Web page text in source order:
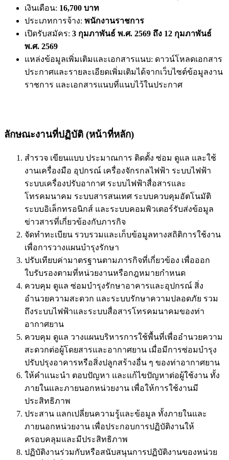
เงินเดือน: 16,700 บาท
ประเภทการจ้าง: พนักงานราชการ
เปิดรับสมัคร: 3 กุมภาพันธ์ พ.ศ. 2569 ถึง 12 กุมภาพันธ์
พ.ศ. 2569
แหล่งข้อมูลเพิ่มเติมและเอกสารแนบ: ดาวน์โหลดเอกสาร
ประกาศและรายละเอียดเพิ่มเติมได้จากเว็บไซต์ข้อมูลงาน
ราชการ และเอกสารแนบที่แนบไว้ในประกาศ
ลักษณะงานที่ปฏิบัติ (หน้าที่หลัก)
สำรวจ เขียนแบบ ประมาณการ ติดตั้ง ซ่อม ดูแล และใช้
งานเครื่องมือ อุปกรณ์ เครื่องจักรกลไฟฟ้า ระบบไฟฟ้า
ระบบเครื่องปรับอากาศ ระบบไฟฟ้าสื่อสารและ
โทรคมนาคม ระบบสารสนเทศ ระบบควบคุมอัตโนมัติ
ระบบอิเล็กทรอนิกส์ และระบบคอมพิวเตอร์รับส่งข้อมูล
ข่าวสารที่เกี่ยวข้องกับภารกิจ
จัดทำทะเบียน รวบรวมและเก็บข้อมูลทางสถิติการใช้งาน
เพื่อการวางแผนบำรุงรักษา
ปรับเทียบค่ามาตรฐานตามภารกิจที่เกี่ยวข้อง เพื่อออก
ใบรับรองตามที่หน่วยงานหรือกฎหมายกำหนด
ควบคุม ดูแล ซ่อมบำรุงรักษาอาคารและอุปกรณ์ สิ่ง
อำนวยความสะดวก และระบบรักษาความปลอดภัย รวม
ถึงระบบไฟฟ้าและระบบสื่อสารโทรคมนาคมของท่า
อากาศยาน
ควบคุม ดูแล วางแผนบริหารการใช้พื้นที่เพื่ออำนวยความ
สะดวกต่อผู้โดยสารและอากาศยาน เมื่อมีการซ่อมบำรุง
ปรับปรุงอาคารหรือสิ่งปลูกสร้างอื่น ๆ ของท่าอากาศยาน
ให้คำแนะนำ ตอบปัญหา และแก้ไขปัญหาต่อผู้ใช้งาน ทั้ง
ภายในและภายนอกหน่วยงาน เพื่อให้การใช้งานมี
ประสิทธิภาพ
ประสาน แลกเปลี่ยนความรู้และข้อมูล ทั้งภายในและ
ภายนอกหน่วยงาน เพื่อประกอบการปฏิบัติงานให้
ครอบคลุมและมีประสิทธิภาพ
ปฏิบัติงานร่วมกับหรือสนับสนุนการปฏิบัติงานของหน่วย